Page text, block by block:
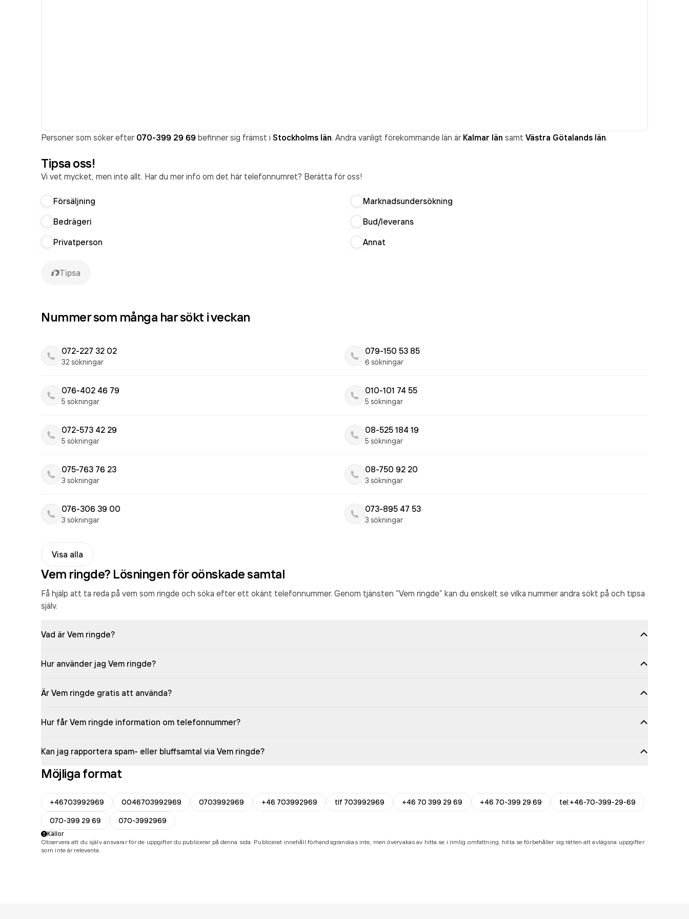
Personer som söker efter 070-399 29 69 befinner sig främst i Stockholms län. Andra vanligt förekommande län är Kalmar län samt Västra Götalands län.
Tipsa oss!
Vi vet mycket, men inte allt. Har du mer info om det här telefonnumret? Berätta för oss!
Försäljning
Marknadsundersökning
Bedrägeri
Bud/leverans
Privatperson
Annat
Tipsa
Nummer som många har sökt i veckan
072-227 32 02
32 sökningar
079-150 53 85
6 sökningar
076-402 46 79
5 sökningar
010-101 74 55
5 sökningar
072-573 42 29
5 sökningar
08-525 184 19
5 sökningar
075-763 76 23
3 sökningar
08-750 92 20
3 sökningar
076-306 39 00
3 sökningar
073-895 47 53
3 sökningar
Visa alla
Vem ringde? Lösningen för oönskade samtal
Få hjälp att ta reda på vem som ringde och söka efter ett okänt telefonnummer. Genom tjänsten “Vem ringde” kan du enskelt se vilka nummer andra sökt på och tipsa
själv.
Vad är Vem ringde?
Hur använder jag Vem ringde?
Är Vem ringde gratis att använda?
Hur får Vem ringde information om telefonnummer?
Kan jag rapportera spam- eller bluffsamtal via Vem ringde?
Möjliga format
+46703992969 0046703992969 0703992969 +46 703992969 tlf 703992969 +46 70 399 29 69 +46 70-399 29 69
tel:+46-70-399-29-69
070-399 29 69
070-3992969
Källor
Observera att du själv ansvarar för de uppgifter du publicerar på denna sida. Publicerat innehåll förhandsgranskas inte, men övervakas av hitta.se i rimlig omfattning. hitta.se förbehåller sig rätten att avlägsna uppgifter
som inte är relevanta.